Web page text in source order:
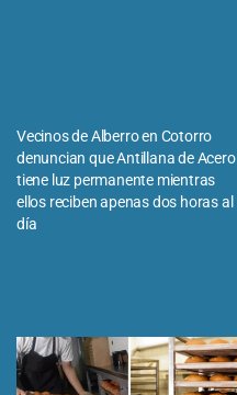
Vecinos de Alberro en Cotorro
denuncian que Antillana de Acero
tiene luz permanente mientras
ellos reciben apenas dos horas al
día